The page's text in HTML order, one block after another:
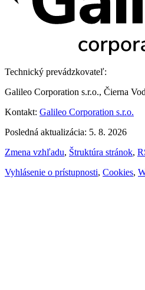
Technický prevádzkovateľ:
Galileo Corporation s.r.o., Čierna
Kontakt: Galileo Corporation s.r.o.
Posledná aktualizácia: 5. 8. 2026
Zmena vzhľadu, Štruktúra stránok,
Vyhlásenie o prístupnosti, Cookies,